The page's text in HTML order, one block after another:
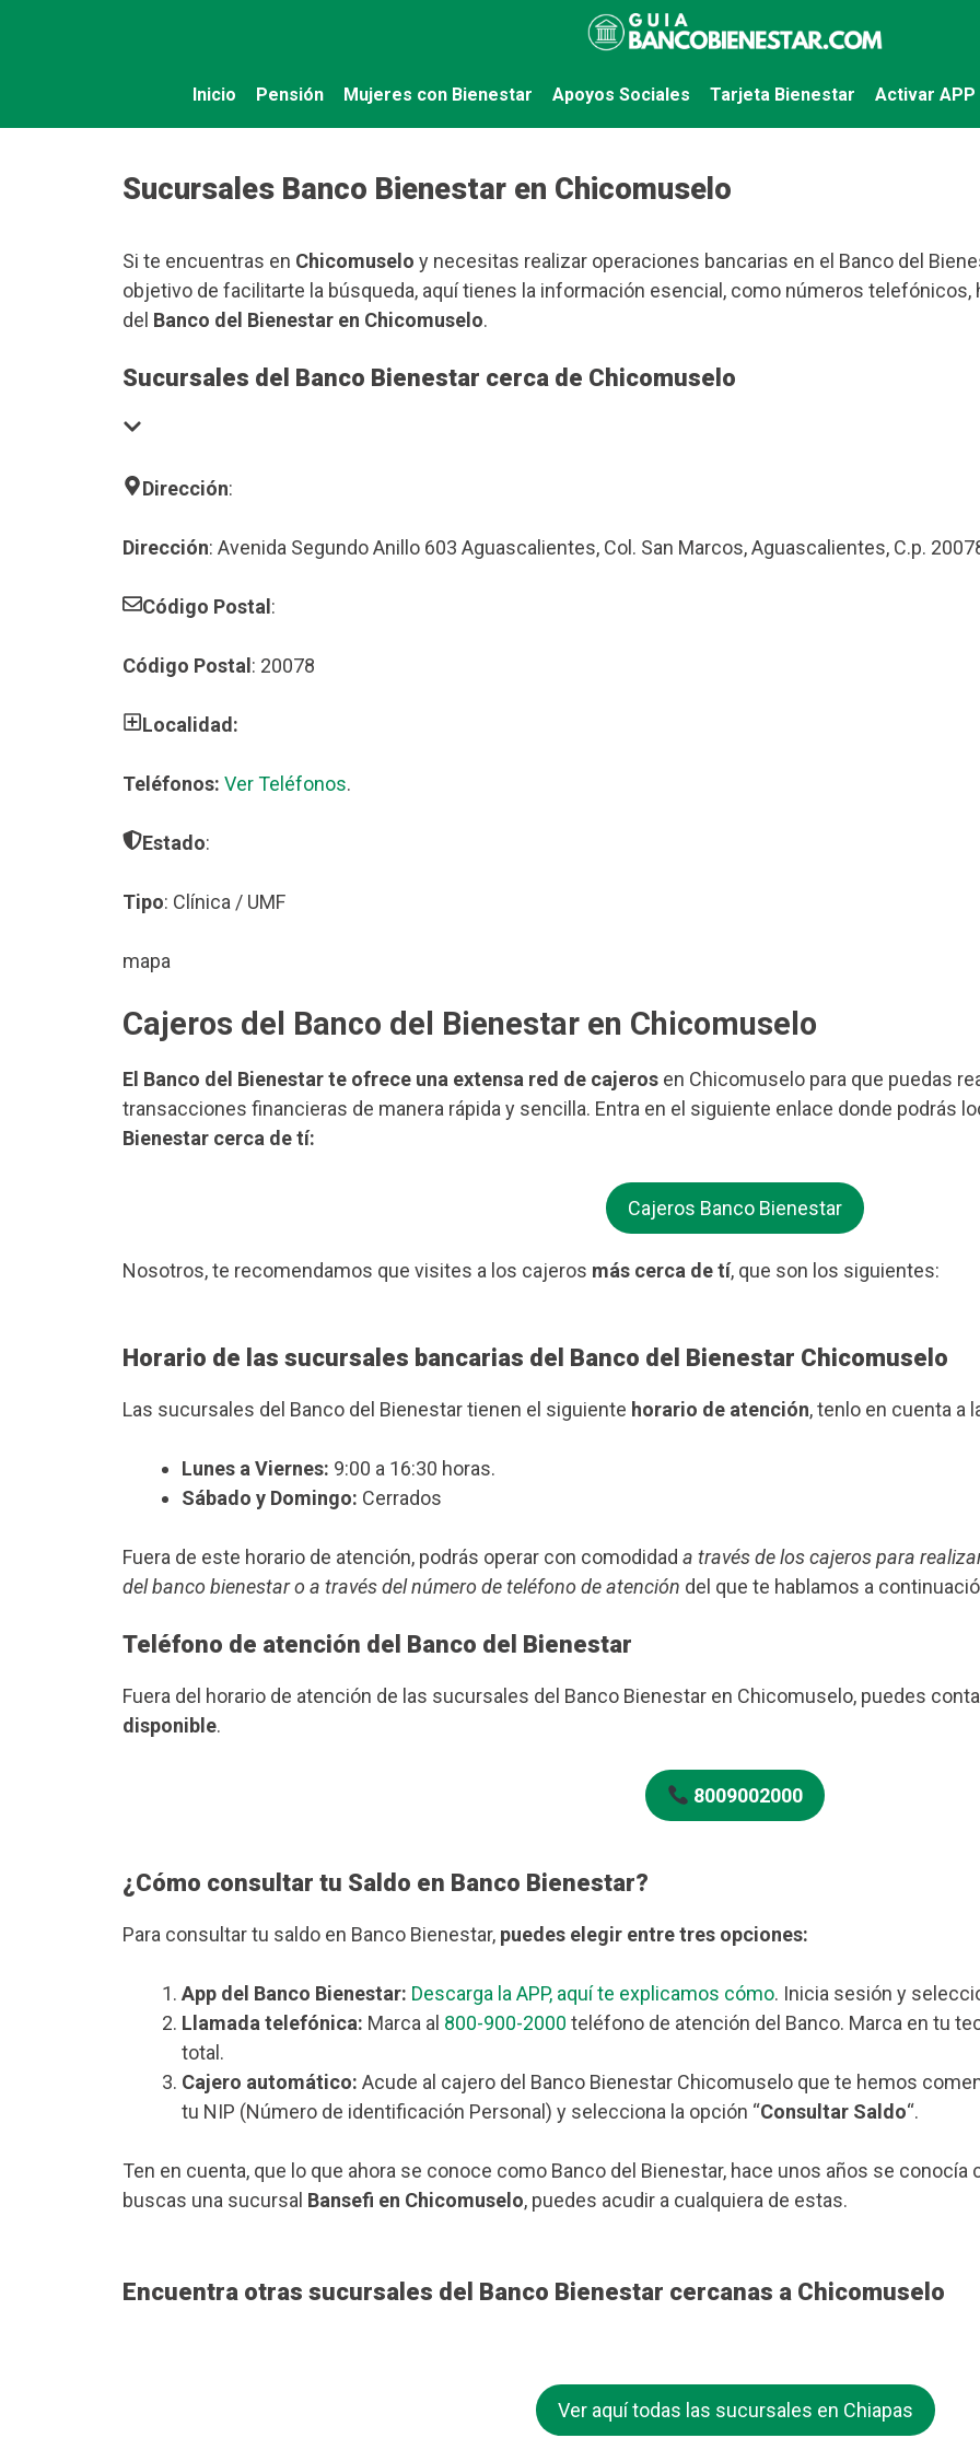
Inicio Pensión Mujeres con Bienestar Apoyos Sociales Tarjeta Bienestar Activar APP
Sucursales Banco Bienestar en Chicomuselo
Si te encuentras en Chicomuselo y necesitas realizar operaciones bancarias en el Banco del
objetivo de facilitarte la búsqueda, aquí tienes la información esencial, como números
del Banco del Bienestar en Chicomuselo.
Sucursales del Banco Bienestar cerca de Chicomuselo
Dirección:
Dirección: Avenida Segundo Anillo 603 Aguascalientes, Col. San Marcos, Aguascalientes, C.p.
Código Postal :
Código Postal : 20078
Localidad:
Teléfonos: Ver Teléfonos.
Estado:
Tipo: Clínica / UMF
mapa
Cajeros del Banco del Bienestar en Chicomuselo
El Banco del Bienestar te ofrece una extensa red de cajeros en Chicomuselo para que puedas
transacciones financieras de manera rápida y sencilla. Entra en el siguiente enlace donde podrás
Bienestar cerca de tí:
Cajeros Banco Bienestar
Nosotros, te recomendamos que visites a los cajeros más cerca de tí, que son los siguientes:
Horario de las sucursales bancarias del Banco del Bienestar Chicomuselo
Las sucursales del Banco del Bienestar tienen el siguiente horario de atención, tenlo en cuenta a
Lunes a Viernes: 9:00 a 16:30 horas.
Sábado y Domingo: Cerrados
Fuera de este horario de atención, podrás operar con comodidad a través de los cajeros para
del banco bienestar o a través del número de teléfono de atención del que te hablamos a
Teléfono de atención del Banco del Bienestar
Fuera del horario de atención de las sucursales del Banco Bienestar en Chicomuselo, puedes
disponible.
8009002000
¿Cómo consultar tu Saldo en Banco Bienestar?
Para consultar tu saldo en Banco Bienestar, puedes elegir entre tres opciones:
App del Banco Bienestar: Descarga la APP, aquí te explicamos cómo. Inicia sesión y
Llamada telefónica: Marca al 800-900-2000 teléfono de atención del Banco. Marca en tu
total.
Cajero automático: Acude al cajero del Banco Bienestar Chicomuselo que te hemos
tu NIP (Número de identificación Personal) y selecciona la opción “Consultar Saldo“.
Ten en cuenta, que lo que ahora se conoce como Banco del Bienestar, hace unos años se
buscas una sucursal Bansefi en Chicomuselo, puedes acudir a cualquiera de estas.
Encuentra otras sucursales del Banco Bienestar cercanas a Chicomuselo
Ver aquí todas las sucursales en Chiapas